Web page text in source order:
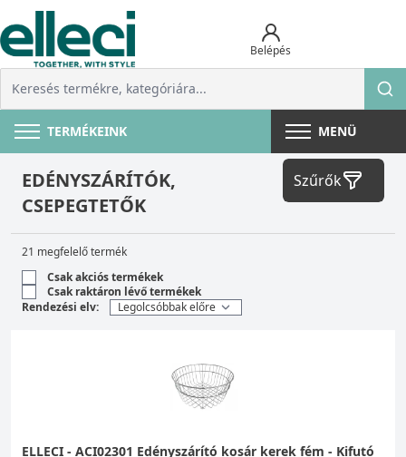
Belépés
TERMÉKEINK MENÜ
EDÉNYSZÁRÍTÓK,
CSEPEGTETŐK
Szűrők
21 megfelelő termék
Csak akciós termékek
Csak raktáron lévő termékek
Rendezési elv:
ELLECI - ACI02301 Edényszárító kosár kerek fém - Kifutó